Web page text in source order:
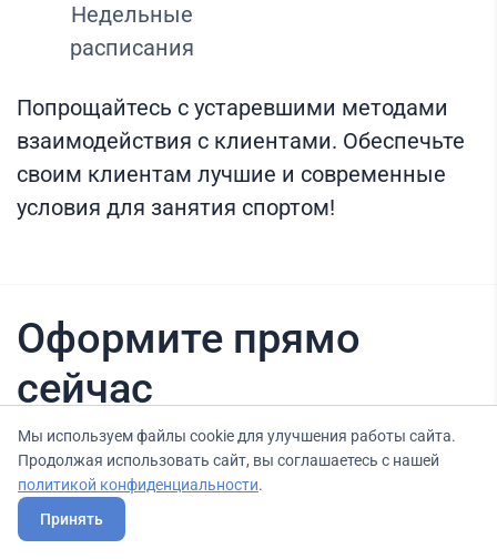
Недельные
расписания
Попрощайтесь с устаревшими методами
взаимодействия с клиентами. Обеспечьте
своим клиентам лучшие и современные
условия для занятия спортом!
Оформите прямо
сейчас
Нашли вариант выгоднее? Сообщите нам
об этом, и мы подберем для Вас выгодные
Мы используем файлы cookie для улучшения работы сайта.
Продолжая использовать сайт, вы соглашаетесь с нашей
политикой конфиденциальности.
Принять